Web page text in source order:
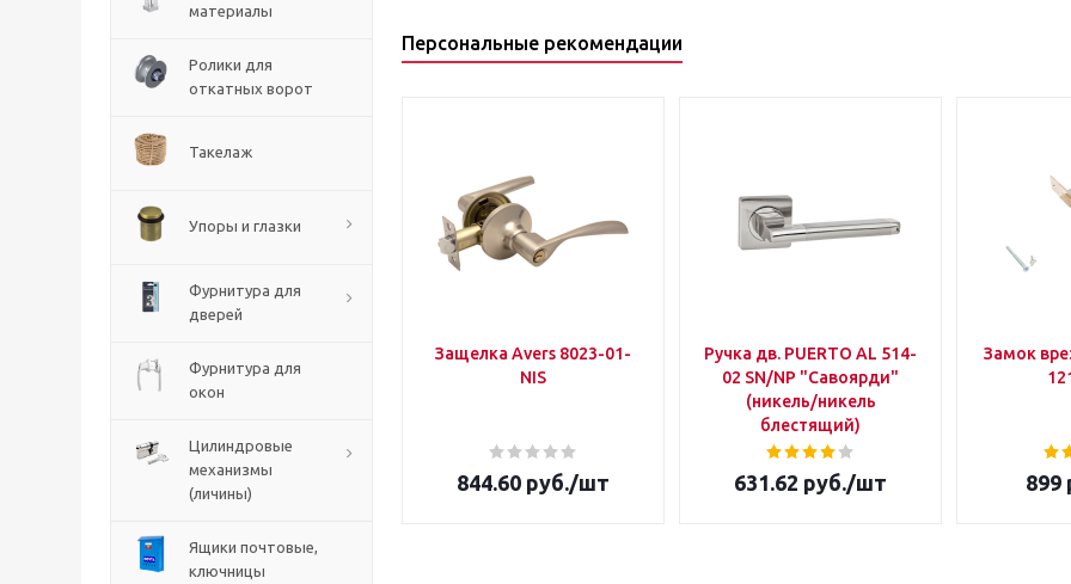
материалы
Ролики для
откатных ворот
Такелаж
Упоры и глазки
Фурнитура для
дверей
Фурнитура для
окон
Цилиндровые
механизмы
(личины)
Ящики почтовые,
ключницы
Персональные рекомендации
Защелка Avers 8023-01-
NIS
844.60 руб./шт
Ручка дв. PUERTO AL 514-
02 SN/NP "Савоярди"
(никель/никель
блестящий)
631.62 руб./шт
Замок
899